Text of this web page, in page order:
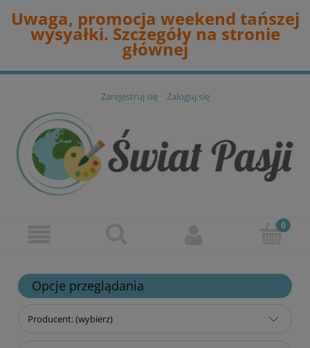
Uwaga, promocja weekend tańszej
wysyałki. Szczegóły na stronie
głównej
Zarejestruj się Zaloguj się
Opcje przeglądania
Producent: (wybierz)